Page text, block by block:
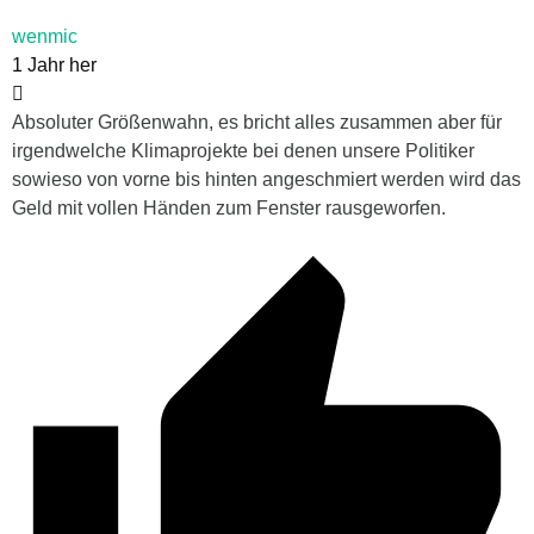
wenmic
1 Jahr her
Absoluter Größenwahn, es bricht alles zusammen aber für
irgendwelche Klimaprojekte bei denen unsere Politiker
sowieso von vorne bis hinten angeschmiert werden wird das
Geld mit vollen Händen zum Fenster rausgeworfen.